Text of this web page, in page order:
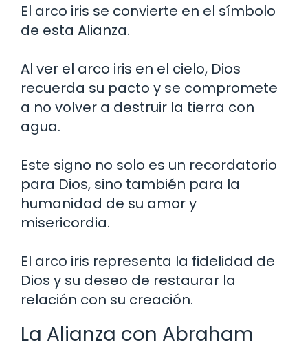
El arco iris se convierte en el símbolo
de esta Alianza.
Al ver el arco iris en el cielo, Dios
recuerda su pacto y se compromete
a no volver a destruir la tierra con
agua.
Este signo no solo es un recordatorio
para Dios, sino también para la
humanidad de su amor y
misericordia.
El arco iris representa la fidelidad de
Dios y su deseo de restaurar la
relación con su creación.
La Alianza con Abraham